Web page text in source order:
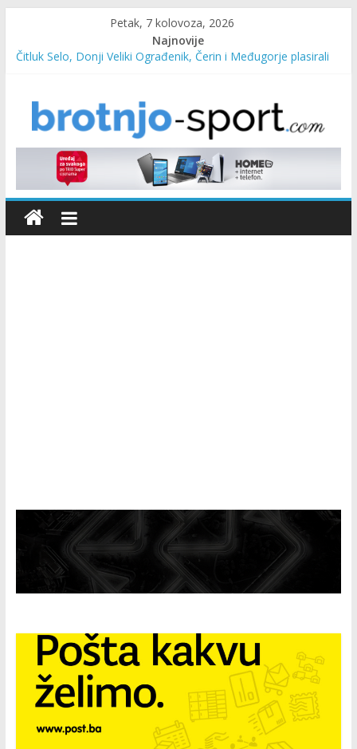
Petak, 7 kolovoza, 2026
Najnovije
Čitluk Selo, Donji Veliki Ograđenik, Čerin i Međugorje plasirali
Marin Čilić napredovao na ATP ljestvici
Poznati polufinalisti MNL MZ općine Čitluk – Brotnjo 2026.
Predsjednica Vlade Marija Buhač, ministar Ivo Bevanda i
načelnik Marin Radišić čestitali organizatoricama na realizaciji
sportsko edukativnog kampa “Izlazi vani”